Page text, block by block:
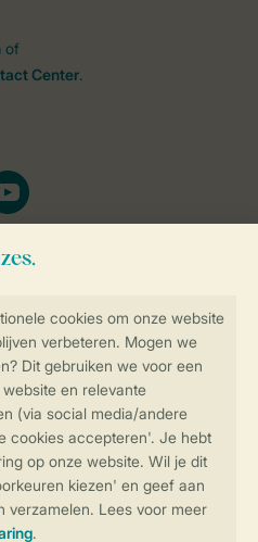
gegevens &
of
Center.